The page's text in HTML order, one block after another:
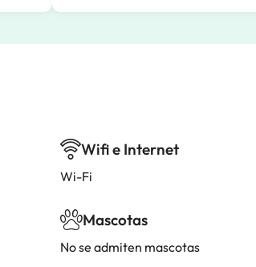
Wifi e Internet
Wi-Fi
Mascotas
No se admiten mascotas